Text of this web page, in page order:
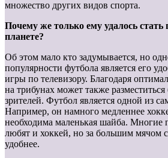
множество других видов спорта.
Почему же только ему удалось стать
планете?
Об этом мало кто задумывается, но
популярности футбола является его
игры по телевизору. Благодаря
на трибунах может также
зрителей. Футбол является одной из
Например, он намного медленнее
необходима маленькая шайба. Многие
любят и хоккей, но за большим мячом
удобнее.